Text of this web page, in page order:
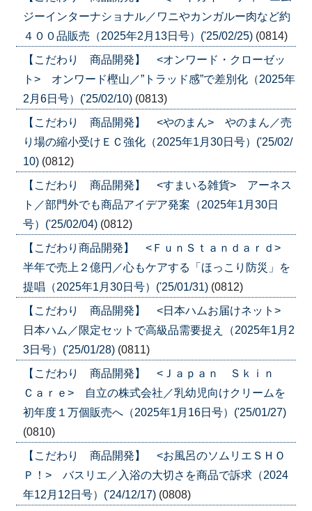
ジーインターナショナル／ワニやカンガルー肉など約
４００品販売（2025年2月13日号）('25/02/25) (0814)
【こだわり 商品開発】 <オンワード・クローゼッ
ト> オンワード樫山／”トラッド感”で差別化（2025年
2月6日号）('25/02/10) (0813)
【こだわり 商品開発】 <やのまん> やのまん／売
り場の縮小受けＥＣ強化（2025年1月30日号）('25/02/
10) (0812)
【こだわり 商品開発】 <すまいる雑貨> アーネス
ト／部門外でも商品アイデア発案（2025年1月30日
号）('25/02/04) (0812)
【こだわり商品開発】 <ＦｕｎＳｔａｎｄａｒｄ>
半年で売上２億円／心もケアする「ほっこり防災」を
提唱（2025年1月30日号）('25/01/31) (0812)
【こだわり 商品開発】 <日本ハムお届けネット>
日本ハム／限定セットで高級品需要捉え（2025年1月2
3日号）('25/01/28) (0811)
【こだわり 商品開発】 <Ｊａｐａｎ Ｓｋｉｎ
Ｃａｒｅ> 自立の株式会社／乳幼児向けクリームを
初年度１万個販売へ（2025年1月16日号）('25/01/27)
(0810)
【こだわり 商品開発】 <お風呂のソムリエＳＨＯ
Ｐ！> バスリエ／入浴の大切さを商品で訴求（2024
年12月12日号）('24/12/17) (0808)